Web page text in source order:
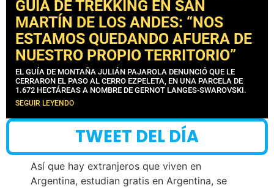
GUÍA DE TREKKING EN SAN
MARTÍN DE LOS ANDES: “NOS
ESTAMOS QUEDANDO AFUERA DE
NUESTRO PROPIO TERRITORIO”
EL GUÍA DE MONTAÑA JULIÁN PAJAROLA DENUNCIÓ QUE LE
CERRARON EL PASO AL CERRO EZPELETA, EN UNA PARCELA DE
1.672 HECTÁREAS A NOMBRE DE GERNOT LANGES-SWAROVSKI.
SEGUIR LEYENDO
TWEET DEL DÍA
Así que hay extranjeros que viven en
Argentina, estudian gratis en Argentina, se